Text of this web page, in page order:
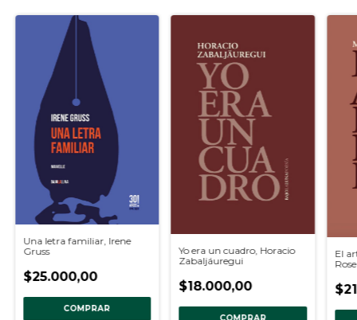
Una letra familiar, Irene
Gruss
$25.000,00
COMPRAR
Yo era un cuadro, Horacio
Zabaljáuregui
$18.000,00
El